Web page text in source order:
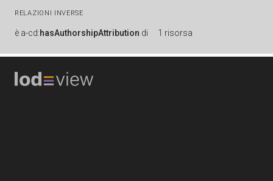
RELAZIONI INVERSE
è a-cd:hasAuthorshipAttribution di 1 risorsa